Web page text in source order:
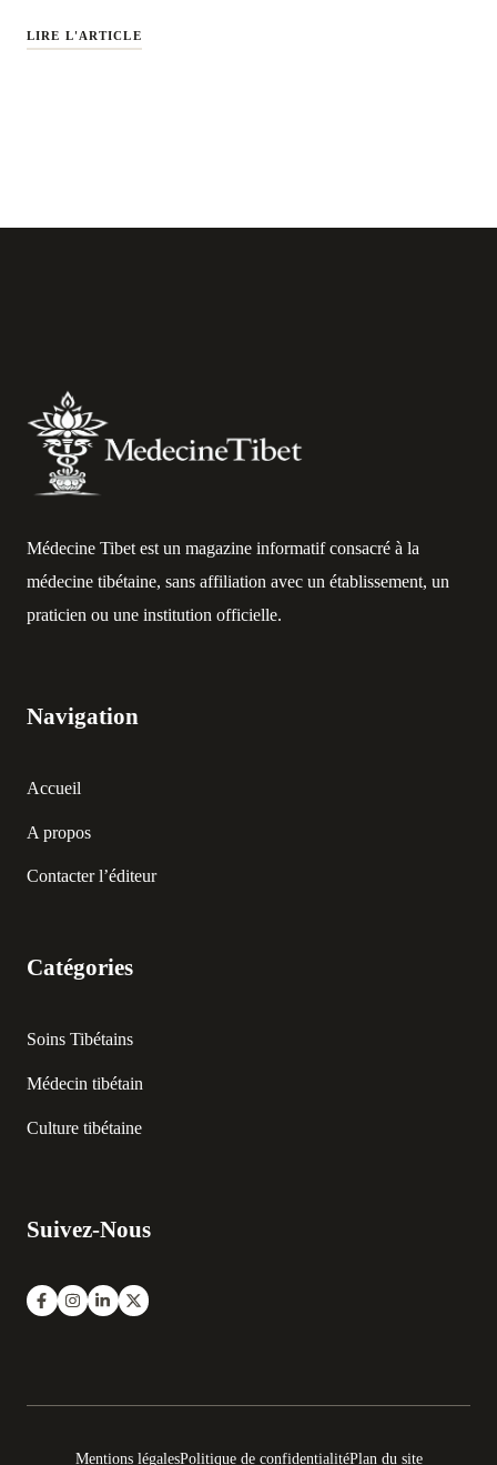
LIRE L'ARTICLE
Médecine Tibet est un magazine informatif consacré à la
médecine tibétaine, sans affiliation avec un établissement, un
praticien ou une institution officielle.
Navigation
Accueil
A propos
Contacter l’éditeur
Catégories
Soins Tibétains
Médecin tibétain
Culture tibétaine
Suivez-Nous
Mentions légalesPolitique de confidentialitéPlan du site